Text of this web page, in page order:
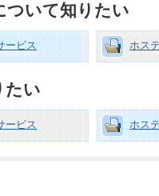
ついて知りたい
ービス ホス
たい
ービス ホス